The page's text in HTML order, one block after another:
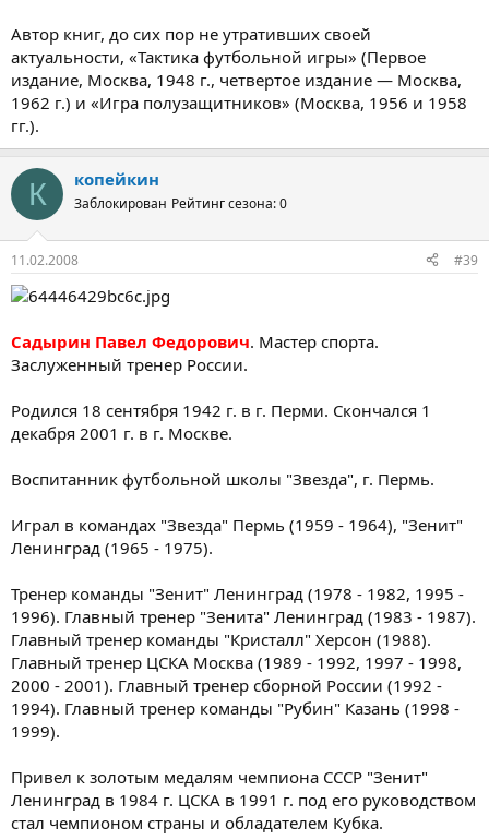
Автор книг, до сих пор не утративших своей
актуальности, «Тактика футбольной игры» (Первое
издание, Москва, 1948 г., четвертое издание — Москва,
1962 г.) и «Игра полузащитников» (Москва, 1956 и 1958
гг.).
К копейкин
Заблокирован Рейтинг сезона: 0
11.02.2008 #39
Садырин Павел Федорович. Мастер спорта.
Заслуженный тренер России.
Родился 18 сентября 1942 г. в г. Перми. Скончался 1
декабря 2001 г. в г. Москве.
Воспитанник футбольной школы "Звезда", г. Пермь.
Играл в командах "Звезда" Пермь (1959 - 1964), "Зенит"
Ленинград (1965 - 1975).
Тренер команды "Зенит" Ленинград (1978 - 1982, 1995 -
1996). Главный тренер "Зенита" Ленинград (1983 - 1987).
Главный тренер команды "Кристалл" Херсон (1988).
Главный тренер ЦСКА Москва (1989 - 1992, 1997 - 1998,
2000 - 2001). Главный тренер сборной России (1992 -
1994). Главный тренер команды "Рубин" Казань (1998 -
1999).
Привел к золотым медалям чемпиона СССР "Зенит"
Ленинград в 1984 г. ЦСКА в 1991 г. под его руководством
стал чемпионом страны и обладателем Кубка.